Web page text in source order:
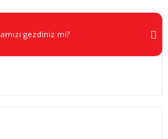
gezdiniz mi?